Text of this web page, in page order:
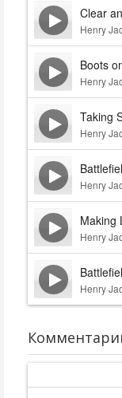
Clear
Henry
Boots
Henry
Taking
Henry
Henry
Making
Henry
Henry